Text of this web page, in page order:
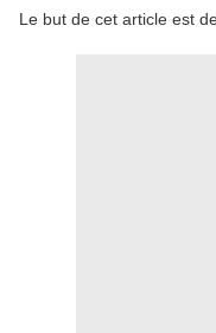
Le but de cet article est